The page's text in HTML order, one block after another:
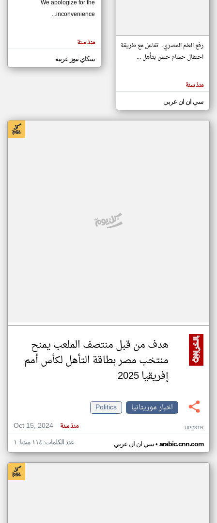
مصادر الأخبار من موريتانيا
اخبار موريتانيا على مدار الساعة
أهم اخبار موريتانيا العاجلة والمباشرة
المقالات
الموجوده
هنا عن
رفع العلم المصري.. تفاعل مع طريقة
احتفال حسام حسن بتأهل ...
منذ سنة
سي ان ان عربي
We apologize for the
inconvenience...
منذ سنة
سكاي نيوز عربية
هدف من قبل منتصف الملعب يمنح
منتخب مصر بطاقة التأهل لكأس أمم
إفريقيا 2025
اخبار موريتانيا
Politics
Oct 15, 2024
منذ سنة UP28TR
سي ان ان عربي• arabic.cnn.com عدد الكلمات: ١١٤ ميديا: ١
klyoum.com